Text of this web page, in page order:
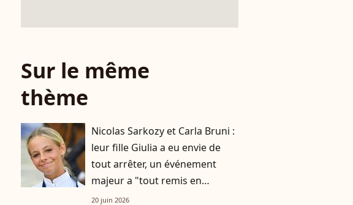
Sur le même
thème
Nicolas Sarkozy et Carla Bruni :
leur fille Giulia a eu envie de
tout arrêter, un événement
majeur a "tout remis en
question"
20 juin 2026